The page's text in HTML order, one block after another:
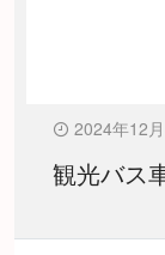
2024年12
観光バス